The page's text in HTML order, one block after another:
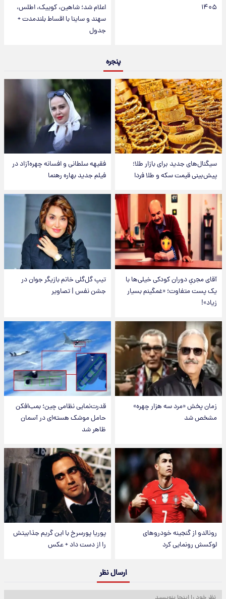
۱۴۰۵
اعلام شد؛ شاهین، کوییک، اطلس،
سهند و ساینا با اقساط بلندمدت +
جدول
پنجره
سیگنال‌های جدید برای بازار طلا؛
پیش‌بینی قیمت سکه و طلا فردا
فقیهه سلطانی و افسانه چهره‌آزاد در
فیلم جدید بهاره رهنما
آقای مجریِ دوران کودکی خیلی‌ها با
یک پست متفاوت؛ «غمگینم بسیار
زیاد»!
تیپ گل‌گلی خانم بازیگر جوان در
جشن نفس | تصاویر
زمان پخش «مرد سه هزار چهره»
مشخص شد
قدرت‌نمایی نظامی چین؛ بمب‌افکن
حامل موشک هسته‌ای در آسمان
ظاهر شد
رونالدو از گنجینه خودروهای
لوکسش رونمایی کرد
پوریا پورسرخ با این گریم جذابیتش
را از دست داد + عکس
ارسال نظر